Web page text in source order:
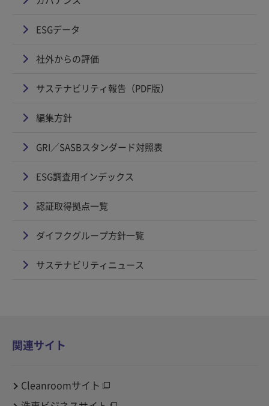
ESGデータ
社外からの評価
サステナビリティ報告（PDF版）
編集方針
GRI／SASBスタンダード対照表
ESG調査用インデックス
認証取得拠点一覧
ダイフクグループ方針一覧
サステナビリティニュース
関連サイト
Cleanroomサイト